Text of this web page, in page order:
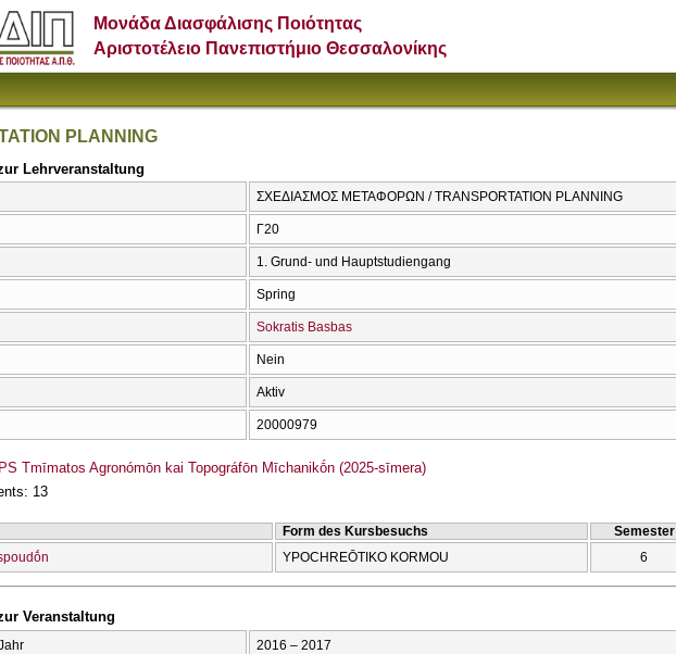
Μονάδα Διασφάλισης Ποιότητας
Αριστοτέλειο Πανεπιστήμιο Θεσσαλονίκης
PLANNING
Lehrveranstaltung
ΣΧΕΔΙΑΣΜΟΣ ΜΕΤΑΦΟΡΩΝ / TRANSPORTATION PLANNING
Γ20
1. Grund- und Hauptstudiengang
Spring
Sokratis Basbas
Nein
Aktiv
20000979
Tmīmatos Agronómōn kai Topográfōn Mīchanikṓn (2025-sīmera)
13
Form des Kursbesuchs Semester
YPOCΗREŌTIKO KORMOU 6
Veranstaltung
2016 – 2017